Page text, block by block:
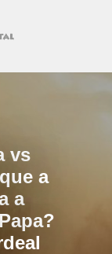
vs
a
a